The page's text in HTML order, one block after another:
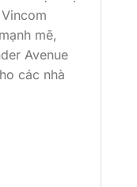
mẽ,
Avenue
các nhà